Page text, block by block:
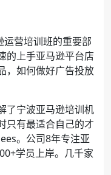
营培训班的重要部
的上手亚马逊平台店
，如何做好广告投放
宁波亚马逊培训机
只有最适合自己的才
。公司8年专注亚
学员上岸。几千家